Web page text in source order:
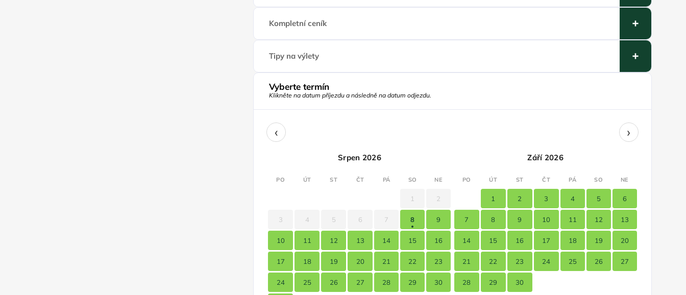
Kompletní ceník
Tipy na výlety
Vyberte termín
Klikněte na datum příjezdu a následně na datum odjezdu.
‹ ›
Srpen 2026
PO ÚT ST ČT PÁ SO NE
1 2
3 4 5 6 7 8 9
10 11 12 13 14 15 16
17 18 19 20 21 22 23
24 25 26 27 28 29 30
Září 2026
PO ÚT ST ČT PÁ SO NE
1 2 3 4 5 6
7 8 9 10 11 12 13
14 15 16 17 18 19 20
21 22 23 24 25 26 27
28 29 30